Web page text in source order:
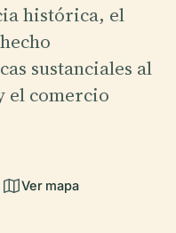
histórica, el
sustanciales al
el comercio
Ver mapa